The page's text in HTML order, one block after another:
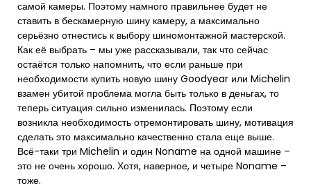
самой камеры. Поэтому намного правильнее будет не
ставить в бескамерную шину камеру, а максимально
серьёзно отнестись к выбору шиномонтажной мастерской.
Как её выбрать – мы уже рассказывали, так что сейчас
остаётся только напомнить, что если раньше при
необходимости купить новую шину Goodyear или Michelin
взамен убитой проблема могла быть только в деньгах, то
теперь ситуация сильно изменилась. Поэтому если
возникла необходимость отремонтировать шину, мотивация
сделать это максимально качественно стала еще выше.
Всё-таки три Michelin и один Noname на одной машине –
это не очень хорошо. Хотя, наверное, и четыре Noname –
тоже.